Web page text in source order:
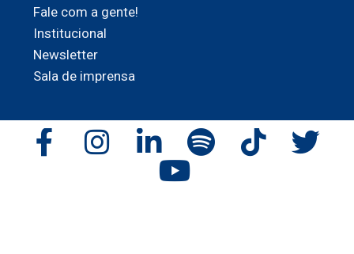
Fale com a gente!
Institucional
Newsletter
Sala de imprensa